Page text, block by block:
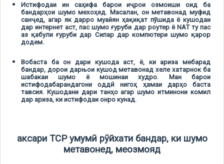
Истифодаи ин саҳифа барои иҷрои озмоиши оид ба
бандарҳои шумо мехоҳед. Масалан, он метавонад муфид
санҷед, агар як дарро муайян ҳақиқат пўшида ё кушодаи
дар интернет аст, пас шумо ғуруби дар роутер ё NAT ту пас
аз қабули ғуруби дар Сипар дар компютери шумо қарор
додем.
Вобаста ба он дари кушода аст, ё, ки ариза мебарад
бандар, дорои дарњои кушод метавонад хеле хатарнок ба
шабакаи шумо ё мошинаи худро. Ман барои
истифодабарандагони оддӣ нигоҳ ҳамаи дарҳо баста
тавсия. Кушодани дари танҳо агар шумо итминони комил
дар ариза, ки истифодаи онро кунад.
аксари TCP умумӣ рӯйхати бандар, ки шумо
метавонед, меозмояд